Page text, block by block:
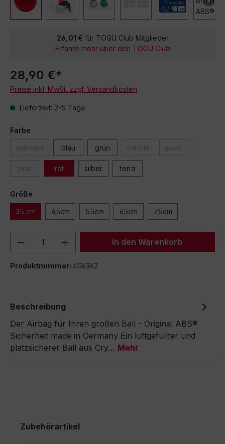
26,01 € für TOGU Club Mitglieder
Erfahre mehr über den TOGU Club
28,90 €*
Preise inkl. MwSt. zzgl. Versandkosten
Lieferzeit: 2-5 Tage
Farbe
blau grün
rot silber terra
Größe
35 cm 45cm 55cm 65cm 75cm
Produkt Anzahl: Gib denIn den Warenkorb
Produktnummer: 406362
Beschreibung
Der Airbag für Ihren großen Ball - Original ABS®
Sicherheit made in Germany Ein luftgefüllter und
platzsicherer Ball aus Cry… Mehr
Zubehörartikel